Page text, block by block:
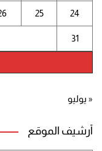
24
25
31
« يوليو
أرشيف الموقع